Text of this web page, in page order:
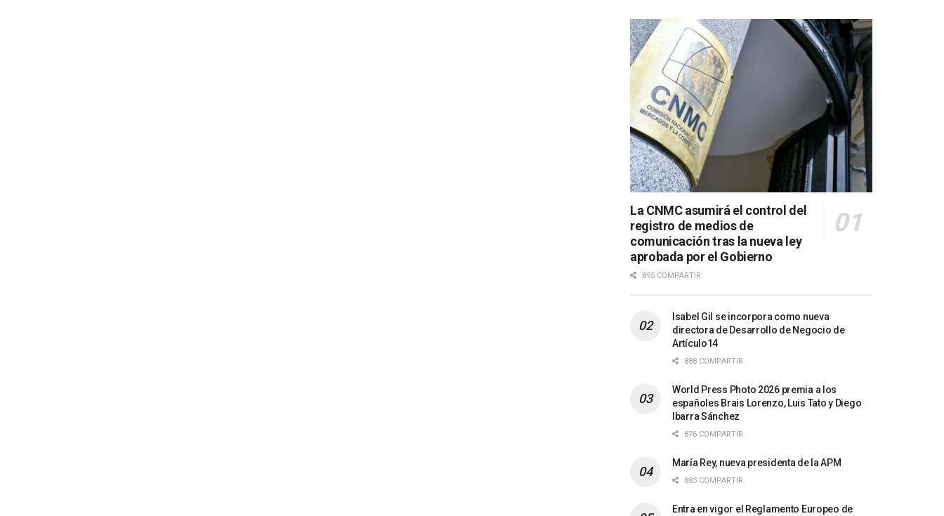
La CNMC asumirá el control del
registro de medios de
comunicación tras la nueva ley
aprobada por el Gobierno
895 COMPARTIR
Isabel Gil se incorpora como nueva
directora de Desarrollo de Negocio de
Artículo14
888 COMPARTIR
World Press Photo 2026 premia a los
españoles Brais Lorenzo, Luis Tato y Diego
Ibarra Sánchez
876 COMPARTIR
María Rey, nueva presidenta de la APM
883 COMPARTIR
Entra en vigor el Reglamento Europeo de